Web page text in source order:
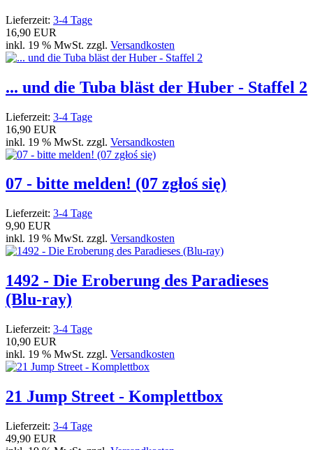
Lieferzeit: 3-4 Tage
16,90 EUR
inkl. 19 % MwSt. zzgl. Versandkosten
... und die Tuba bläst der Huber - Staffel 2
Lieferzeit: 3-4 Tage
16,90 EUR
inkl. 19 % MwSt. zzgl. Versandkosten
07 - bitte melden! (07 zgłoś się)
Lieferzeit: 3-4 Tage
9,90 EUR
inkl. 19 % MwSt. zzgl. Versandkosten
1492 - Die Eroberung des Paradieses
(Blu-ray)
Lieferzeit: 3-4 Tage
10,90 EUR
inkl. 19 % MwSt. zzgl. Versandkosten
21 Jump Street - Komplettbox
Lieferzeit: 3-4 Tage
49,90 EUR